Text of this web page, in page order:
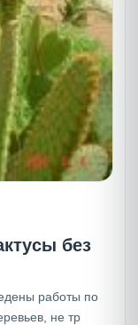
без
работы по
не тр